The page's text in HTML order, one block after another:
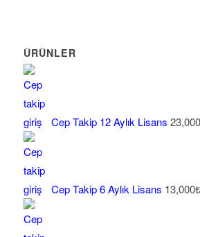
ÜRÜNLER
Cep Takip 12 Aylık Lisans 23,000
Cep Takip 6 Aylık Lisans 13,000₺